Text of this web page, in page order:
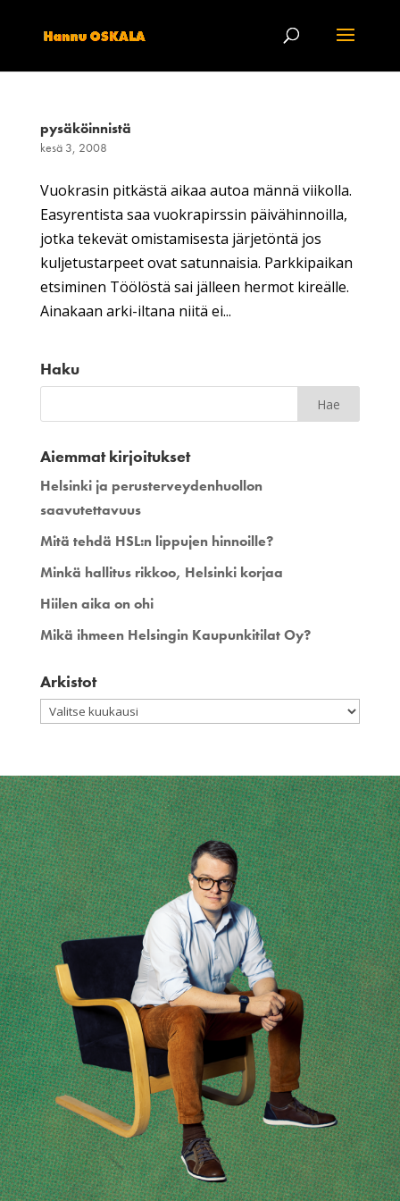
pysäköinnistä
kesä 3, 2008
Vuokrasin pitkästä aikaa autoa männä viikolla.
Easyrentista saa vuokrapirssin päivähinnoilla,
jotka tekevät omistamisesta järjetöntä jos
kuljetustarpeet ovat satunnaisia. Parkkipaikan
etsiminen Töölöstä sai jälleen hermot kireälle.
Ainakaan arki-iltana niitä ei...
Haku
Aiemmat kirjoitukset
Helsinki ja perusterveydenhuollon
saavutettavuus
Mitä tehdä HSL:n lippujen hinnoille?
Minkä hallitus rikkoo, Helsinki korjaa
Hiilen aika on ohi
Mikä ihmeen Helsingin Kaupunkitilat Oy?
Arkistot
Arkistot